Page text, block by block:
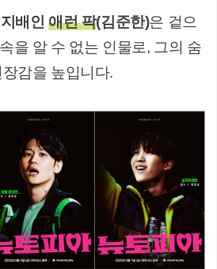
배인애런 팍(김준한)은 겉으
을 알 수 없는 인물로, 그의 숨
감을 높입니다.